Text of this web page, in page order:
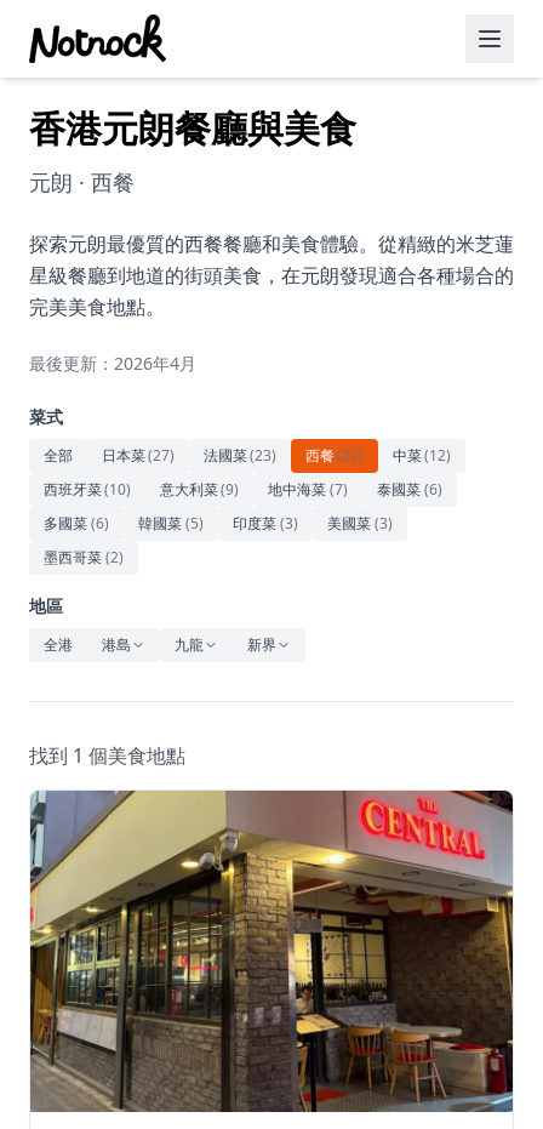
精選活動
博客文章
約會好去處
美食佳餚
藝術文化
休閒
音樂
香港元朗餐廳與美食
元朗 · 西餐
探索元朗最優質的西餐餐廳和美食體驗。從精緻的米芝蓮
星級餐廳到地道的街頭美食，在元朗發現適合各種場合的
完美美食地點。
最後更新：2026年4月
菜式
全部 日本菜(27) 法國菜(23) 西餐(22) 中菜(12)
西班牙菜(10) 意大利菜(9) 地中海菜(7) 泰國菜(6)
多國菜(6) 韓國菜(5) 印度菜(3) 美國菜(3)
墨西哥菜(2)
地區
全港 港島 九龍 新界
找到 1 個美食地點